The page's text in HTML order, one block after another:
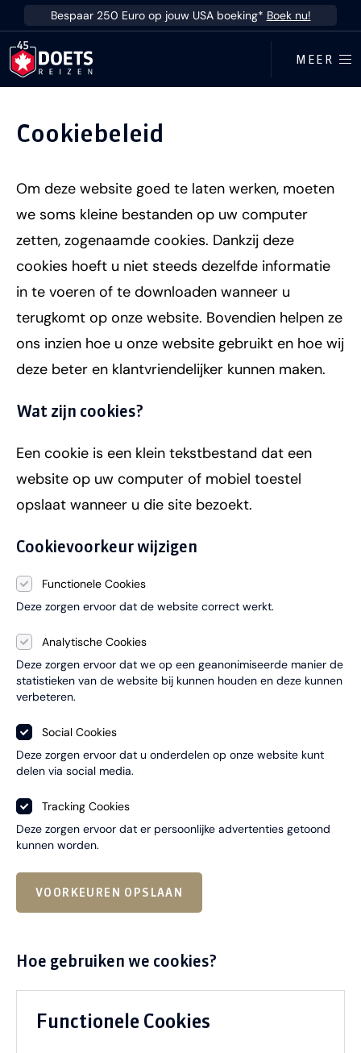
Ga direct naar inhoud
Bespaar 250 Euro op jouw USA boeking* Boek nu!
MEER
Cookiebeleid
Om deze website goed te laten werken, moeten
we soms kleine bestanden op uw computer
zetten, zogenaamde cookies. Dankzij deze
cookies hoeft u niet steeds dezelfde informatie
in te voeren of te downloaden wanneer u
terugkomt op onze website. Bovendien helpen ze
ons inzien hoe u onze website gebruikt en hoe wij
deze beter en klantvriendelijker kunnen maken.
Wat zijn cookies?
Een cookie is een klein tekstbestand dat een
website op uw computer of mobiel toestel
opslaat wanneer u die site bezoekt.
Cookievoorkeur wijzigen
Functionele Cookies
Deze zorgen ervoor dat de website correct werkt.
Analytische Cookies
Deze zorgen ervoor dat we op een geanonimiseerde manier de
statistieken van de website bij kunnen houden en deze kunnen
verbeteren.
Social Cookies
Deze zorgen ervoor dat u onderdelen op onze website kunt
delen via social media.
Tracking Cookies
Deze zorgen ervoor dat er persoonlijke advertenties getoond
kunnen worden.
VOORKEUREN OPSLAAN
Hoe gebruiken we cookies?
Functionele Cookies